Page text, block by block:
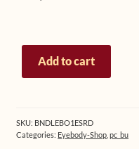
Paquete
especial:
(Español)
+
Add to cart
SKU: BNDLEBO1ESRD
Categories: Eyebody-Shop ,pc_bu